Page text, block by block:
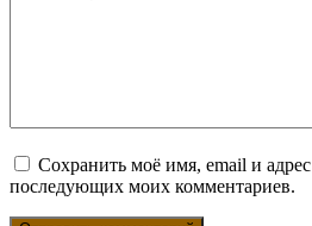
Сохранить моё имя, email и адрес
последующих моих комментариев.